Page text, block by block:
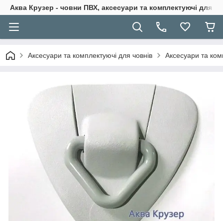
Аква Крузер - човни ПВХ, аксесуари та комплектуючі для
Аксесуари та комплектуючі для човнів Аксесуари та